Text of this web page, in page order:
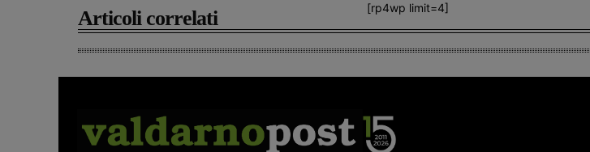
[rp4wp limit=4]
Articoli correlati